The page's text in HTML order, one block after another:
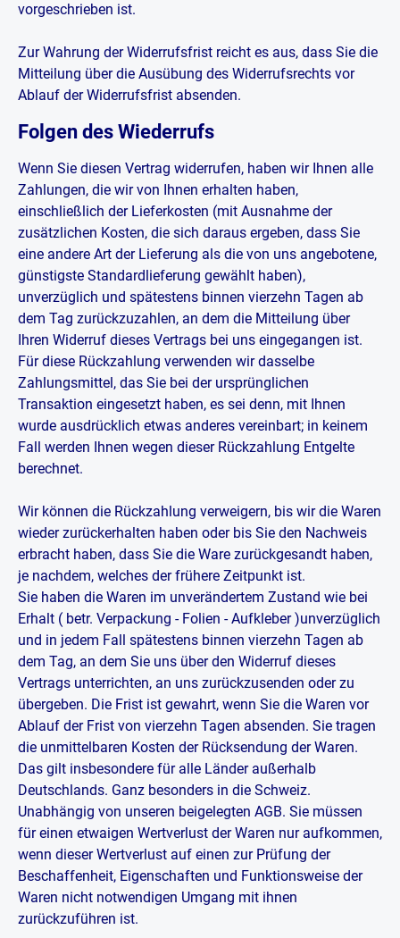
vorgeschrieben ist.
Zur Wahrung der Widerrufsfrist reicht es aus, dass Sie die
Mitteilung über die Ausübung des Widerrufsrechts vor
Ablauf der Widerrufsfrist absenden.
Folgen des Wiederrufs
Wenn Sie diesen Vertrag widerrufen, haben wir Ihnen alle
Zahlungen, die wir von Ihnen erhalten haben,
einschließlich der Lieferkosten (mit Ausnahme der
zusätzlichen Kosten, die sich daraus ergeben, dass Sie
eine andere Art der Lieferung als die von uns angebotene,
günstigste Standardlieferung gewählt haben),
unverzüglich und spätestens binnen vierzehn Tagen ab
dem Tag zurückzuzahlen, an dem die Mitteilung über
Ihren Widerruf dieses Vertrags bei uns eingegangen ist.
Für diese Rückzahlung verwenden wir dasselbe
Zahlungsmittel, das Sie bei der ursprünglichen
Transaktion eingesetzt haben, es sei denn, mit Ihnen
wurde ausdrücklich etwas anderes vereinbart; in keinem
Fall werden Ihnen wegen dieser Rückzahlung Entgelte
berechnet.
Wir können die Rückzahlung verweigern, bis wir die Waren
wieder zurückerhalten haben oder bis Sie den Nachweis
erbracht haben, dass Sie die Ware zurückgesandt haben,
je nachdem, welches der frühere Zeitpunkt ist.
Sie haben die Waren im unverändertem Zustand wie bei
Erhalt ( betr. Verpackung - Folien - Aufkleber )unverzüglich
und in jedem Fall spätestens binnen vierzehn Tagen ab
dem Tag, an dem Sie uns über den Widerruf dieses
Vertrags unterrichten, an uns zurückzusenden oder zu
übergeben. Die Frist ist gewahrt, wenn Sie die Waren vor
Ablauf der Frist von vierzehn Tagen absenden. Sie tragen
die unmittelbaren Kosten der Rücksendung der Waren.
Das gilt insbesondere für alle Länder außerhalb
Deutschlands. Ganz besonders in die Schweiz.
Unabhängig von unseren beigelegten AGB. Sie müssen
für einen etwaigen Wertverlust der Waren nur aufkommen,
wenn dieser Wertverlust auf einen zur Prüfung der
Beschaffenheit, Eigenschaften und Funktionsweise der
Waren nicht notwendigen Umgang mit ihnen
zurückzuführen ist.